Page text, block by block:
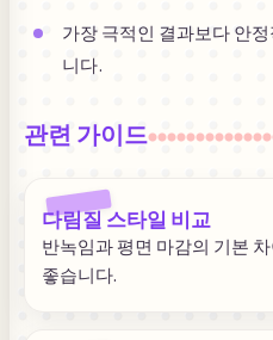
가장 극적인 결과보다 안
니다.
관련 가이드
다림질 스타일 비교
반녹임과 평면 마감의 기본
좋습니다.